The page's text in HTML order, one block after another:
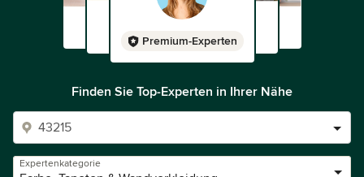
Premium-Experten
Finden Sie Top-Experten in Ihrer Nähe
Expertenkategorie